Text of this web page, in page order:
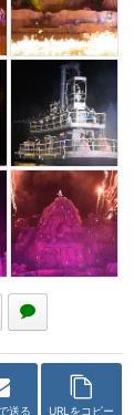
送る URLをコピー